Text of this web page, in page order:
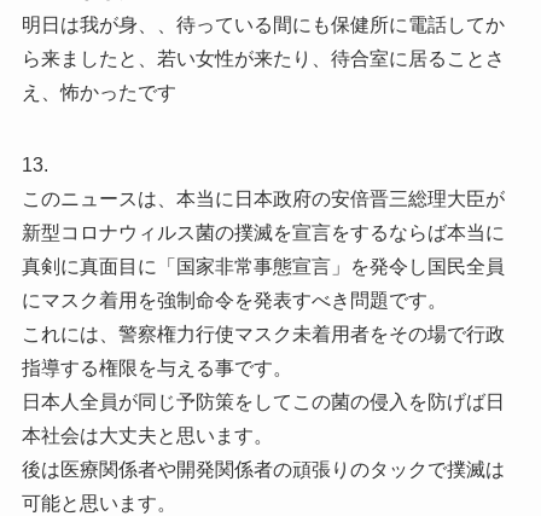
明日は我が身、、待っている間にも保健所に電話してか
ら来ましたと、若い女性が来たり、待合室に居ることさ
え、怖かったです
13.
このニュースは、本当に日本政府の安倍晋三総理大臣が
新型コロナウィルス菌の撲滅を宣言をするならば本当に
真剣に真面目に「国家非常事態宣言」を発令し国民全員
にマスク着用を強制命令を発表すべき問題です。
これには、警察権力行使マスク未着用者をその場で行政
指導する権限を与える事です。
日本人全員が同じ予防策をしてこの菌の侵入を防げば日
本社会は大丈夫と思います。
後は医療関係者や開発関係者の頑張りのタックで撲滅は
可能と思います。